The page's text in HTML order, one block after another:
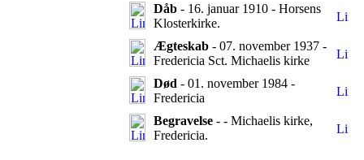
Dåb - 16. januar 1910 - Horsens
Klosterkirke.
Ægteskab - 07. november 1937 -
Fredericia Sct. Michaelis kirke
Død - 01. november 1984 -
Fredericia
Begravelse - - Michaelis kirke,
Fredericia.